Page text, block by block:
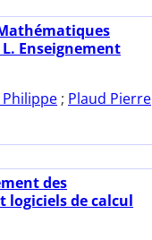
Enseignement
; Plaud Pierre
des
logiciels de calcul